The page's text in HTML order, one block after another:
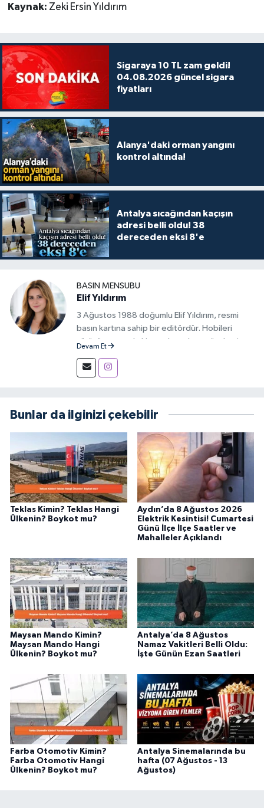
Kaynak: Zeki Ersin Yıldırım
Sigaraya 10 TL zam geldi!
04.08.2026 güncel sigara
fiyatları
Alanya'daki orman yangını
kontrol altında!
Antalya sıcağından kaçışın
adresi belli oldu! 38
dereceden eksi 8'e
BASIN MENSUBU
Elif Yıldırım
3 Ağustos 1988 doğumlu Elif Yıldırım, resmi
basın kartına sahip bir editördür. Hobileri
yürüyüş yapmak, kitap okumak ve gündemi
Devam Et
Bunlar da ilginizi çekebilir
Teklas Kimin? Teklas Hangi
Ülkenin? Boykot mu?
Aydın’da 8 Ağustos 2026
Elektrik Kesintisi! Cumartesi
Günü İlçe İlçe Saatler ve
Mahalleler Açıklandı
Maysan Mando Kimin?
Maysan Mando Hangi
Ülkenin? Boykot mu?
Antalya’da 8 Ağustos
Namaz Vakitleri Belli Oldu:
İşte Günün Ezan Saatleri
Farba Otomotiv Kimin?
Farba Otomotiv Hangi
Ülkenin? Boykot mu?
Antalya Sinemalarında bu
hafta (07 Ağustos - 13
Ağustos)